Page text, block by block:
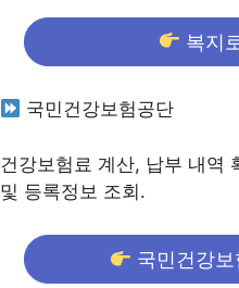
복지
국민건강보험공단
건강보험료 계산, 납부 내역
및 등록정보 조회.
국민건강